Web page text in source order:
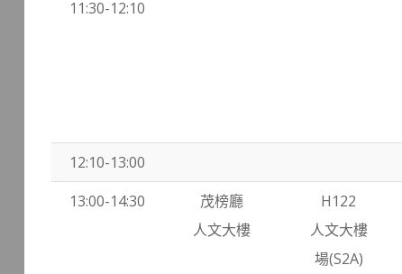
11:30-12:10
12:10-13:00
13:00-14:30
茂榜廳
人文大樓
H122
人文大樓
場(S2A)